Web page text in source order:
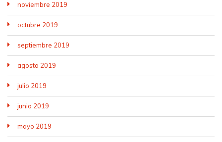
noviembre 2019
octubre 2019
septiembre 2019
agosto 2019
julio 2019
junio 2019
mayo 2019